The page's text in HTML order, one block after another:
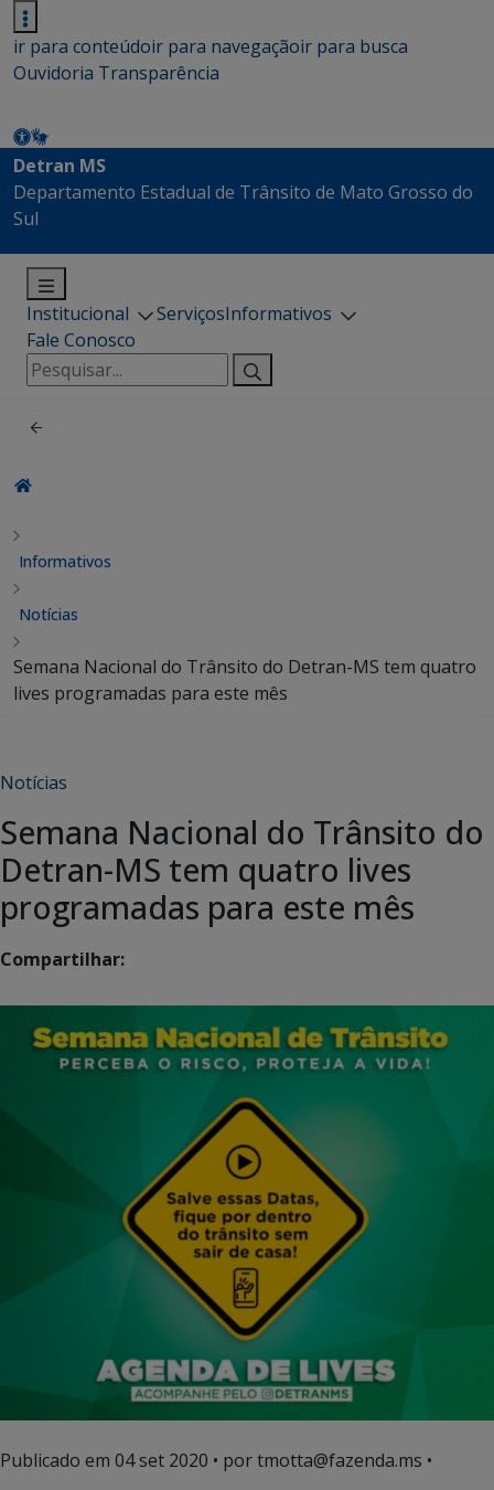
ir para conteúdoir para navegaçãoir para busca
Ouvidoria Transparência
Detran MS
Departamento Estadual de Trânsito de Mato Grosso do
Sul
Institucional ServiçosInformativos
Fale Conosco
Pesquisar
por:
Informativos
Notícias
Semana Nacional do Trânsito do Detran-MS tem quatro
lives programadas para este mês
Notícias
Semana Nacional do Trânsito do
Detran-MS tem quatro lives
programadas para este mês
Compartilhar:
Publicado em 04 set 2020 • por tmotta@fazenda.ms •